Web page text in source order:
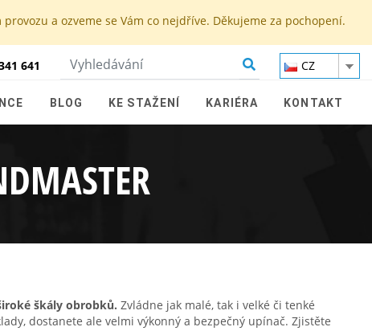
a ozveme se Vám co nejdříve. Děkujeme za pochopení.
CZ
641
KONTAKT
KARIÉRA
KE STAŽENÍ
BLOG
škály obrobků. Zvládne jak malé, tak i velké či tenké
dostanete ale velmi výkonný a bezpečný upínač. Zjistěte